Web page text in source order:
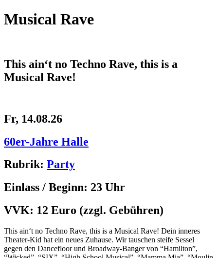
Musical Rave
This ain‘t no Techno Rave, this is a
Musical Rave!
Fr, 14.08.26
60er-Jahre Halle
Rubrik: Party
Einlass / Beginn: 23 Uhr
VVK: 12 Euro (zzgl. Gebühren)
This ain‘t no Techno Rave, this is a Musical Rave! Dein inneres
Theater-Kid hat ein neues Zuhause. Wir tauschen steife Sessel
gegen den Dancefloor und Broadway-Banger von “Hamilton”,